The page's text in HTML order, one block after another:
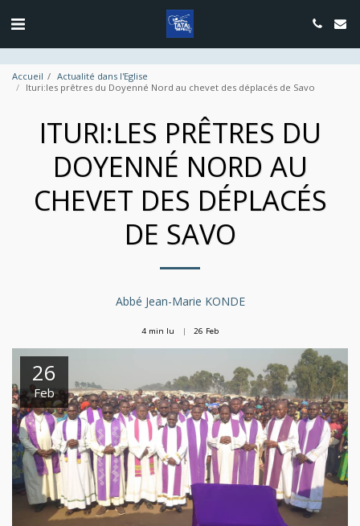
google.com, pub-4889604885818732, DIRECT, f08c47fec0942fa0
Accueil
Actualité dans l'Eglise
Ituri:les prêtres du Doyenné Nord au chevet des déplacés de Savo
ITURI:LES PRÊTRES DU
DOYENNÉ NORD AU
CHEVET DES DÉPLACÉS
DE SAVO
Abbé Jean-Marie KONDE
4 min lu 26 Feb
26
Feb